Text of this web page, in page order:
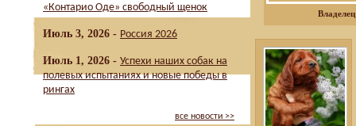
«Контарио Оде» свободный щенок
Июль 3, 2026 - Россия 2026
Июль 1, 2026 - Успехи наших собак на
полевых испытаниях и новые победы в
рингах
все новости >>